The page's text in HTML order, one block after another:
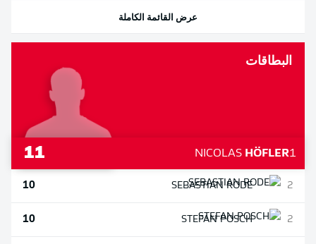
عرض القائمة الكاملة
البطاقات
1
NICOLAS HÖFLER
11
2
SEBASTIAN RODE
10
2
STEFANPOSCH
10